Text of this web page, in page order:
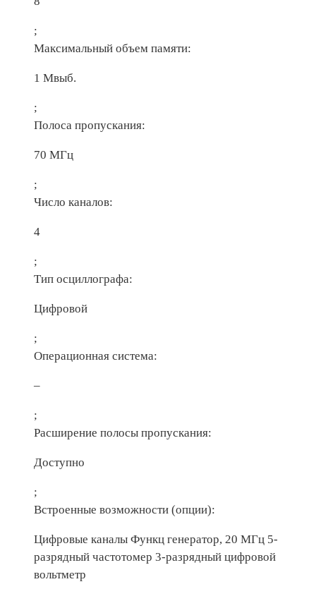
;
Максимальный объем памяти:
1 Мвыб.
;
Полоса пропускания:
70 МГц
;
Число каналов:
4
;
Тип осциллографа:
Цифровой
;
Операционная система:
–
;
Расширение полосы пропускания:
Доступно
;
Встроенные возможности (опции):
Цифровые каналы Функц генератор, 20 МГц 5-
разрядный частотомер 3-разрядный цифровой
вольтметр